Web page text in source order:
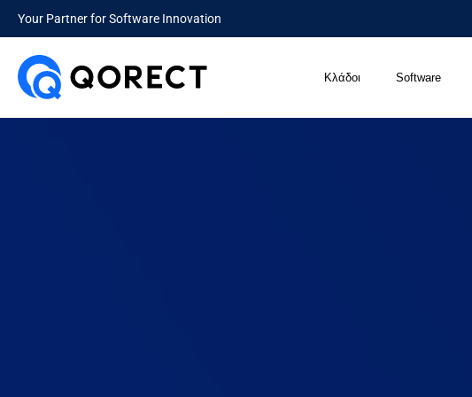
Your Partner for Software Innovation
Κλάδοι Software